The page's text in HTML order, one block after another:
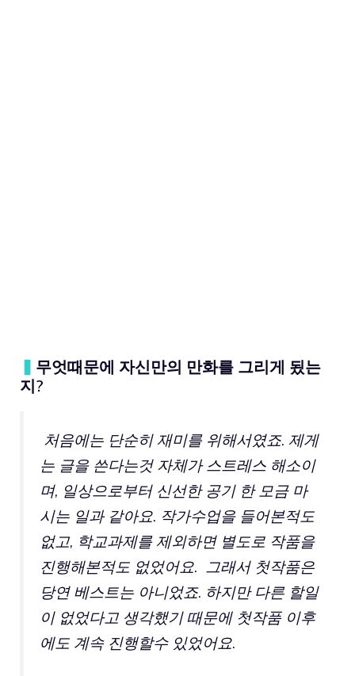
▍ 무엇때문에 자신만의 만화를 그리게 됬는
지?
처음에는 단순히 재미를 위해서였죠. 제게
는 글을 쓴다는것 자체가 스트레스 해소이
며, 일상으로부터 신선한 공기 한 모금 마
시는 일과 같아요. 작가수업을 들어본적도
없고, 학교과제를 제외하면 별도로 작품을
진행해본적도 없었어요. 그래서 첫작품은
당연 베스트는 아니었죠. 하지만 다른 할일
이 없었다고 생각했기 때문에 첫작품 이후
에도 계속 진행할수 있었어요.